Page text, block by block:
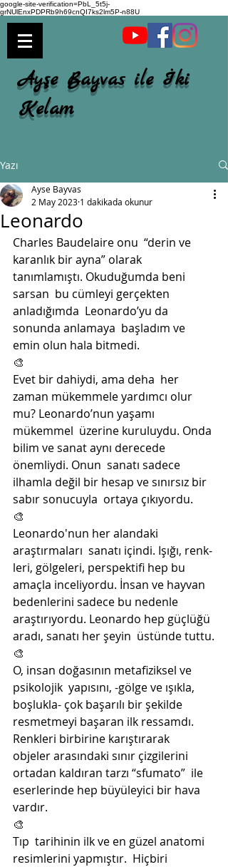
google-site-verification=PbL_5t5j-
grNUlEnxPDPRb9h69cnQI7ks2lm5P-n88U
Ayşe Bayvas ile İki
Kelam
Yazı
Leonardo
Ayse Bayvas
2 May 2023 1 dakikada okunur
Charles Baudelaire onu  “derin ve
karanlık bir ayna” olarak
tanımlamıştı. Okuduğumda beni
sarsan  bu cümleyi gerçekten
anladığımda  Leonardo’yu da
sonunda anlamaya  başladım ve
emin olun hala bitmedi.
🎨
Evet bir dahiydi, ama deha  her
zaman mükemmele yardımcı olur
mu? Leonardo’nun yaşamı
mükemmel  üzerine kuruluydu. Onda
bilim ve sanat aynı derecede
önemliydi. Onun  sanatı sadece
ilhamla değil bir hesap ve sınırsız bir
sabır sonucuyla  ortaya çıkıyordu.
🎨
Leonardo'nun her alandaki
araştırmaları  sanatı içindi. Işığı, renk­
leri, gölgeleri, perspektifi hep bu
amaçla inceliyordu. İnsan ve hayvan
bedenlerini sadece bu nedenle
araştırıyordu. Leonardo hep güçlüğü
aradı, sanatı her şeyin  üstünde tuttu.
🎨
O, insan doğasının metafiziksel ve
psikolojik  yapısını, -gölge ve ışıkla,
boşlukla- çok başarılı bir şekilde
resmetmeyi başaran ilk ressamdı.
Renkleri birbirine karıştırarak
objeler arasındaki sınır çizgilerini
ortadan kaldıran tarzı “sfumato”  ile
eserlerinde hep büyüleyici bir hava
vardır.
🎨
Tıp  tarihinin ilk ve en güzel anatomi
resimlerini yapmıştır.  Hiçbiri